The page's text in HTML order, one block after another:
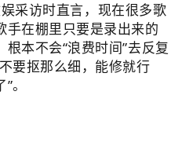
采访时直言，现在很多歌
手在棚里只要是录出来的
本不会“浪费时间”去反复
要抠那么细，能修就行
。